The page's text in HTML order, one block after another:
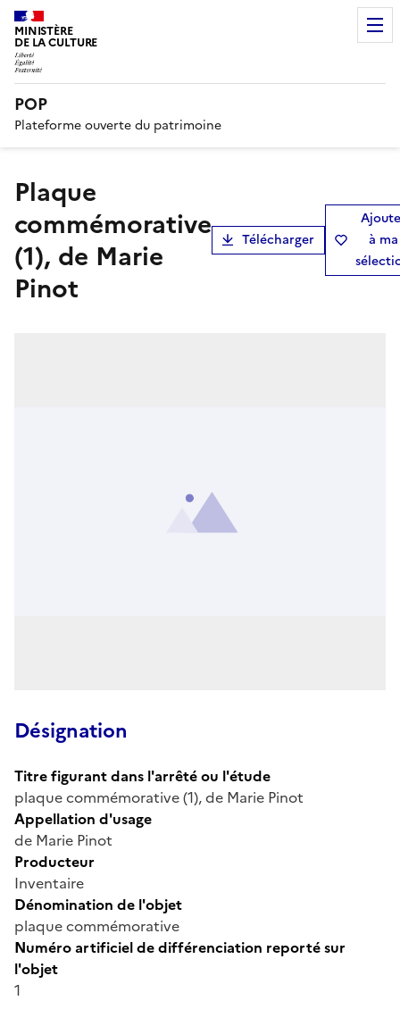
MINISTÈRE
DE LA CULTURE
POP
Plateforme ouverte du patrimoine
plaque
commémorative
(1), de Marie
Pinot
Télécharger
à ma
Désignation
Titre figurant dans l'arrêté ou l'étude
plaque commémorative (1), de Marie Pinot
Appellation d'usage
de Marie Pinot
Producteur
Inventaire
Dénomination de l'objet
plaque commémorative
Numéro artificiel de différenciation reporté sur
l'objet
1